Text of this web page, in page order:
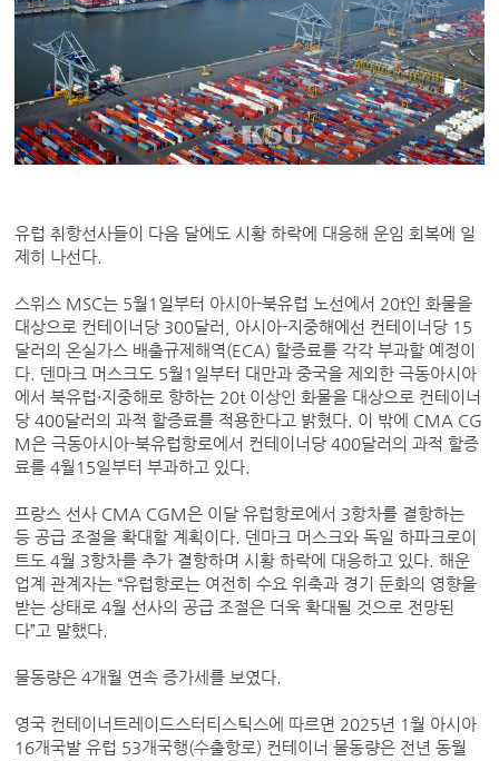
유럽 취항선사들이 다음 달에도 시황 하락에 대응해 운임 회복에 일
제히 나선다.
스위스 MSC는 5월1일부터 아시아-북유럽 노선에서 20t인 화물을
대상으로 컨테이너당 300달러, 아시아-지중해에선 컨테이너당 15
달러의 온실가스 배출규제해역(ECA) 할증료를 각각 부과할 예정이
다. 덴마크 머스크도 5월1일부터 대만과 중국을 제외한 극동아시아
에서 북유럽·지중해로 향하는 20t 이상인 화물을 대상으로 컨테이너
당 400달러의 과적 할증료를 적용한다고 밝혔다. 이 밖에 CMA CG
M은 극동아시아-북유럽항로에서 컨테이너당 400달러의 과적 할증
료를 4월15일부터 부과하고 있다.
프랑스 선사 CMA CGM은 이달 유럽항로에서 3항차를 결항하는
등 공급 조절을 확대할 계획이다. 덴마크 머스크와 독일 하파크로이
트도 4월 3항차를 추가 결항하며 시황 하락에 대응하고 있다. 해운
업계 관계자는 “유럽항로는 여전히 수요 위축과 경기 둔화의 영향을
받는 상태로 4월 선사의 공급 조절은 더욱 확대될 것으로 전망된
다”고 말했다.
물동량은 4개월 연속 증가세를 보였다.
영국 컨테이너트레이드스터티스틱스에 따르면 2025년 1월 아시아
16개국발 유럽 53개국행(수출항로) 컨테이너 물동량은 전년 동월